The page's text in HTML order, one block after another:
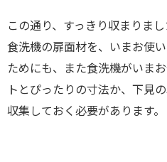
この通り、すっきり収まりまし
食洗機の扉面材を、いまお使
ためにも、また食洗機がいま
トとぴったりの寸法か、下見
収集しておく必要があります。